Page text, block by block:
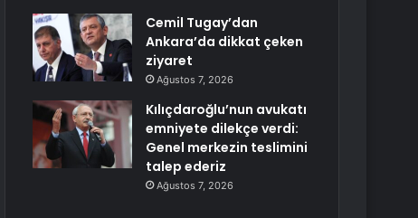
Cemil Tugay’dan
Ankara’da dikkat çeken
ziyaret
Ağustos 7, 2026
Kılıçdaroğlu’nun avukatı
emniyete dilekçe verdi:
Genel merkezin teslimini
talep ederiz
Ağustos 7, 2026